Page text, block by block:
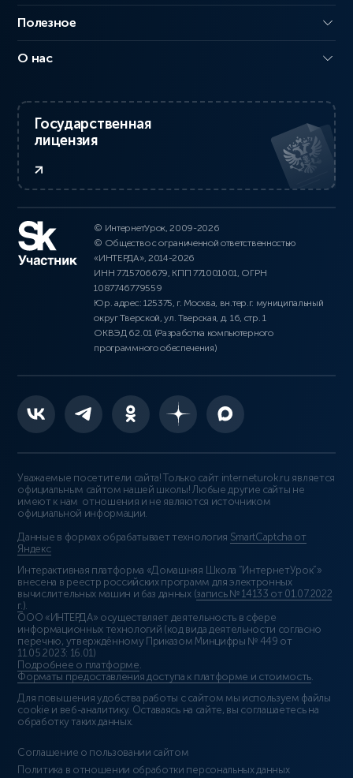
Полезное
О нас
Государственная
лицензия
© ИнтернетУрок, 2009-2026
© Общество с ограниченной ответственностью
«ИНТЕРДА», 2014-2026
ИНН 7715706679, КПП 771001001, ОГРН
1087746779559
Юр. адрес: 125375, г. Москва, вн.тер.г. муниципальный
округ Тверской, ул. Тверская, д. 16, стр. 1
ОКВЭД 62.01 (Разработка компьютерного
программного обеспечения)
Уважаемые посетители сайта! Только сайт interneturok.ru является
официальным сайтом нашей школы! Любые другие сайты не
имеют к нам отношения и не являются источником
официальной информации.
Данные в формах обрабатывает технология SmartCaptcha от
Яндекс
Интерактивная платформа «Домашняя Школа “ИнтернетУрок”»
внесена в реестр российских программ для электронных
вычислительных машин и баз данных (запись № 14133 от 01.07.2022
г.).
ООО «ИНТЕРДА» осуществляет деятельность в сфере
информационных технологий (код вида деятельности согласно
перечню, утверждённому Приказом Минцифры № 449 от
11.05.2023: 16.01)
Подробнее о платформе.
Форматы предоставления доступа к платформе и стоимость.
Для повышения удобства работы с сайтом мы используем файлы
cookie и веб-аналитику. Оставаясь на сайте, вы соглашаетесь на
обработку таких данных.
Соглашение о пользовании сайтом
Политика в отношении обработки персональных данных